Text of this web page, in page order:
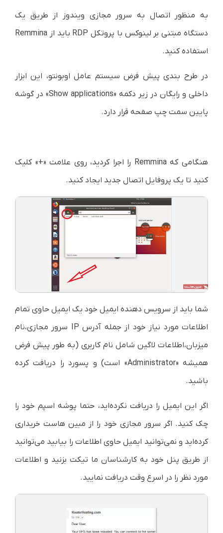
به منظور اتصال به سرور مجازی ویندوز از طریق یک
دستگاه مبتنی بر لینوکس با پروتکل RDP باید از Remmina
استفاده کنید.
در طرح بندی پیش فرض سیستم عامل اوبونتو، این ابزار
داخلی و رایگان در زیر دکمه «Show applications» در گوشه
پایین سمت چپ صفحه قرار دارد.
هنگامی که Remmina را اجرا کردید، روی علامت «+»‌ کلیک
کنید تا یک پروفایل اتصال جدید ایجاد کنید.
شما باید از سرویس دهنده ایمیل خود یک ایمیل حاوی تمام
اطلاعات مورد نیاز خود از جمله آدرس IP سرور مجازی،‌نام
میزبان،‌اطلاعات لاگین شامل نام کاربری (به طور پیش فرض
همیشه «Administrator» است) و پسورد را دریافت کرده
باشید.
اگر این ایمیل را دریافت نکرده‌اید، حتما پوشه اسپم خود را
چک کنید. اگر سرور مجازی خود را از مبین هاست خریداری
کرده‌اید و نمی‌توانید ایمیل حاوی اطلاعات را بیابید می‌توانید
از طریق پنل خود به کارشناسان ما تیکت بزنید و اطلاعات
مورد نظر را در اسرع وقت دریافت نمایید.